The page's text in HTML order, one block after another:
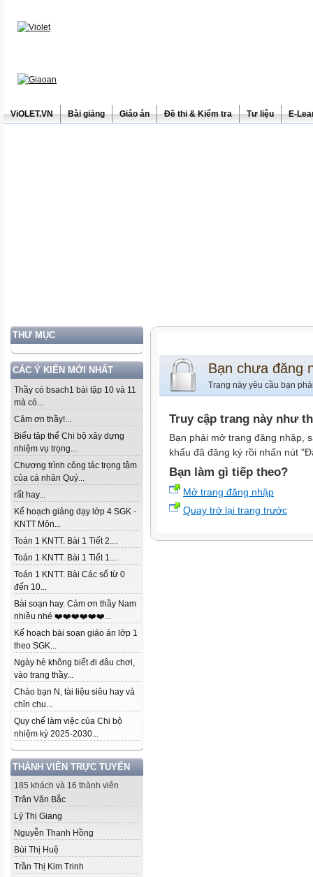
ViOLET.VN Bài giảng Giáo án Đề thi & Kiểm tra Tư liệu E-
THƯ MỤC
CÁC Ý KIẾN MỚI NHẤT
Thầy có bsach1 bài tập 10 và 11
mà có...
Cảm ơn thầy!...
Biểu tập thể Chi bộ xây dựng
nhiệm vụ trọng...
Chương trình công tác trọng tâm
của cá nhân Quý...
rất hay...
Kế hoạch giảng dạy lớp 4 SGK -
KNTT Môn...
Toán 1 KNTT. Bài 1 Tiết 2....
Toán 1 KNTT. Bài 1 Tiết 1....
Toán 1 KNTT. Bài Các số từ 0
đến 10...
Bài soạn hay. Cảm ơn thầy Nam
nhiều nhé ❤️❤️❤️❤️❤️❤️...
Kế hoạch bài soạn giáo án lớp 1
theo SGK...
Ngày hè không biết đi đâu chơi,
vào trang thầy...
Chào bạn N, tài liệu siêu hay và
chỉn chu...
Quy chế làm việc của Chi bộ
nhiệm kỳ 2025-2030...
THÀNH VIÊN TRỰC TUYẾN
185 khách và 16 thành viên
Trân Văn Bắc
Lý Thị Giang
Nguyễn Thanh Hồng
Bùi Thị Huệ
Trần Thị Kim Trinh
Bạn chưa đăng
Trang này yêu cầu bạn
Truy cập trang này như
Bạn phải mở trang đăng nhập,
khẩu đã đăng ký rồi nhấn nút
Bạn làm gì tiếp theo?
Mở trang đăng nhập
Quay trở lại trang trước